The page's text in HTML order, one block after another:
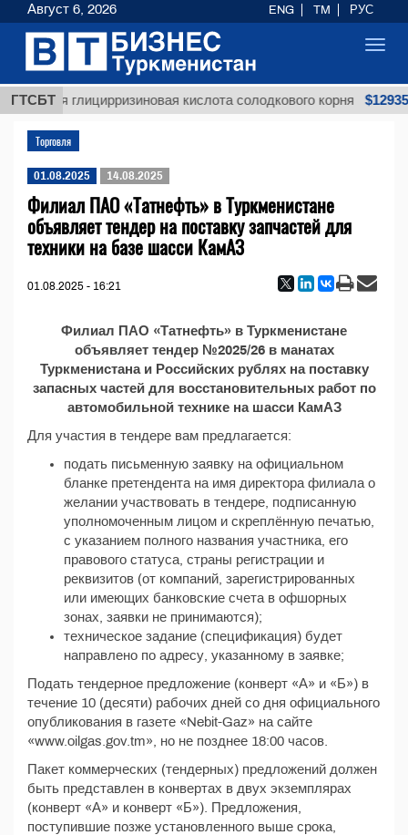
ГТСБТглицирризиновая кислота солодкового корня
Торговля
01.08.2025 14.08.2025
Филиал ПАО «Татнефть» в Туркменистане
объявляет тендер на поставку запчастей для
техники на базе шасси КамАЗ
01.08.2025 - 16:21
Филиал ПАО «Татнефть» в Туркменистане
объявляет тендер №2025/26 в манатах
Туркменистана и Российских рублях на поставку
запасных частей для восстановительных работ по
автомобильной технике на шасси КамАЗ
Для участия в тендере вам предлагается:
подать письменную заявку на официальном
бланке претендента на имя директора филиала о
желании участвовать в тендере, подписанную
уполномоченным лицом и скреплённую печатью,
с указанием полного названия участника, его
правового статуса, страны регистрации и
реквизитов (от компаний, зарегистрированных
или имеющих банковские счета в офшорных
зонах, заявки не принимаются);
техническое задание (спецификация) будет
направлено по адресу, указанному в заявке;
Подать тендерное предложение (конверт «А» и «Б») в
течение 10 (десяти) рабочих дней со дня официального
опубликования в газете «Nebit-Gaz» на сайте
«www.oilgas.gov.tm», но не позднее 18:00 часов.
Пакет коммерческих (тендерных) предложений должен
быть представлен в конвертах в двух экземплярах
(конверт «А» и конверт «Б»). Предложения,
поступившие позже установленного выше срока,
Август 6, 2026 ENG TM РУС